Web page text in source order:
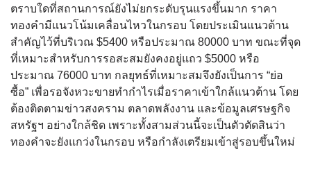
ตราบใดที่สถานการณ์ยังไม่ยกระดับรุนแรงขึ้นมาก ราคา
ทองคำมีแนวโน้มเคลื่อนไหวในกรอบ โดยประเมินแนวต้าน
สำคัญไว้ที่บริเวณ $5400 หรือประมาณ 80000 บาท ขณะที่จุด
ที่เหมาะสำหรับการรอสะสมยังคงอยู่แถว $5000 หรือ
ประมาณ 76000 บาท กลยุทธ์ที่เหมาะสมจึงยังเป็นการ “ย่อ
ซื้อ” เพื่อรอจังหวะขายทำกำไรเมื่อราคาเข้าใกล้แนวต้าน โดย
ต้องติดตามข่าวสงคราม ตลาดพลังงาน และข้อมูลเศรษฐกิจ
สหรัฐฯ อย่างใกล้ชิด เพราะทั้งสามส่วนนี้จะเป็นตัวตัดสินว่า
ทองคำจะยังแกว่งในกรอบ หรือกำลังเตรียมเข้าสู่รอบขึ้นใหม่